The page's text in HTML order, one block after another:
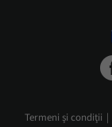
Termeni şi condiţii